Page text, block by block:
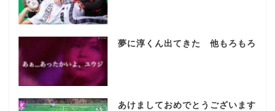
夢に淳くん出てきた 他もろもろ
あけましておめでとうございます